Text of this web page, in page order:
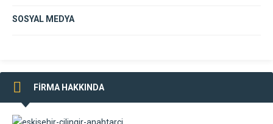
SOSYAL MEDYA
FİRMA HAKKINDA